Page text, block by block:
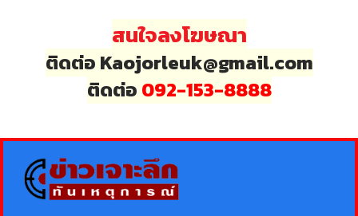
สนใจลงโฆษณา
ติดต่อ Kaojorleuk@gmail.com
ติดต่อ 092-153-8888